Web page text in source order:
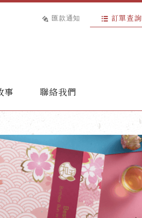
匯款通知 訂單查詢
事 聯絡我們